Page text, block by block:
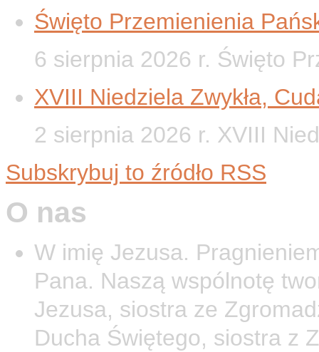
Święto Przemienienia
6 sierpnia 2026 r. Święto
XVIII Niedziela Zwykła,
2 sierpnia 2026 r. XVIII
Subskrybuj to źródło RSS
O nas
W imię Jezusa.
Pana. Naszą wspólnotę
Jezusa, siostra ze
Ducha Świętego, siostra z